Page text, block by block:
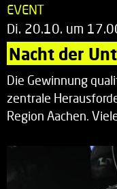
EVENT
Di. 20.10. um
Nacht der
Die Gewinnung
zentrale
Region Aachen.